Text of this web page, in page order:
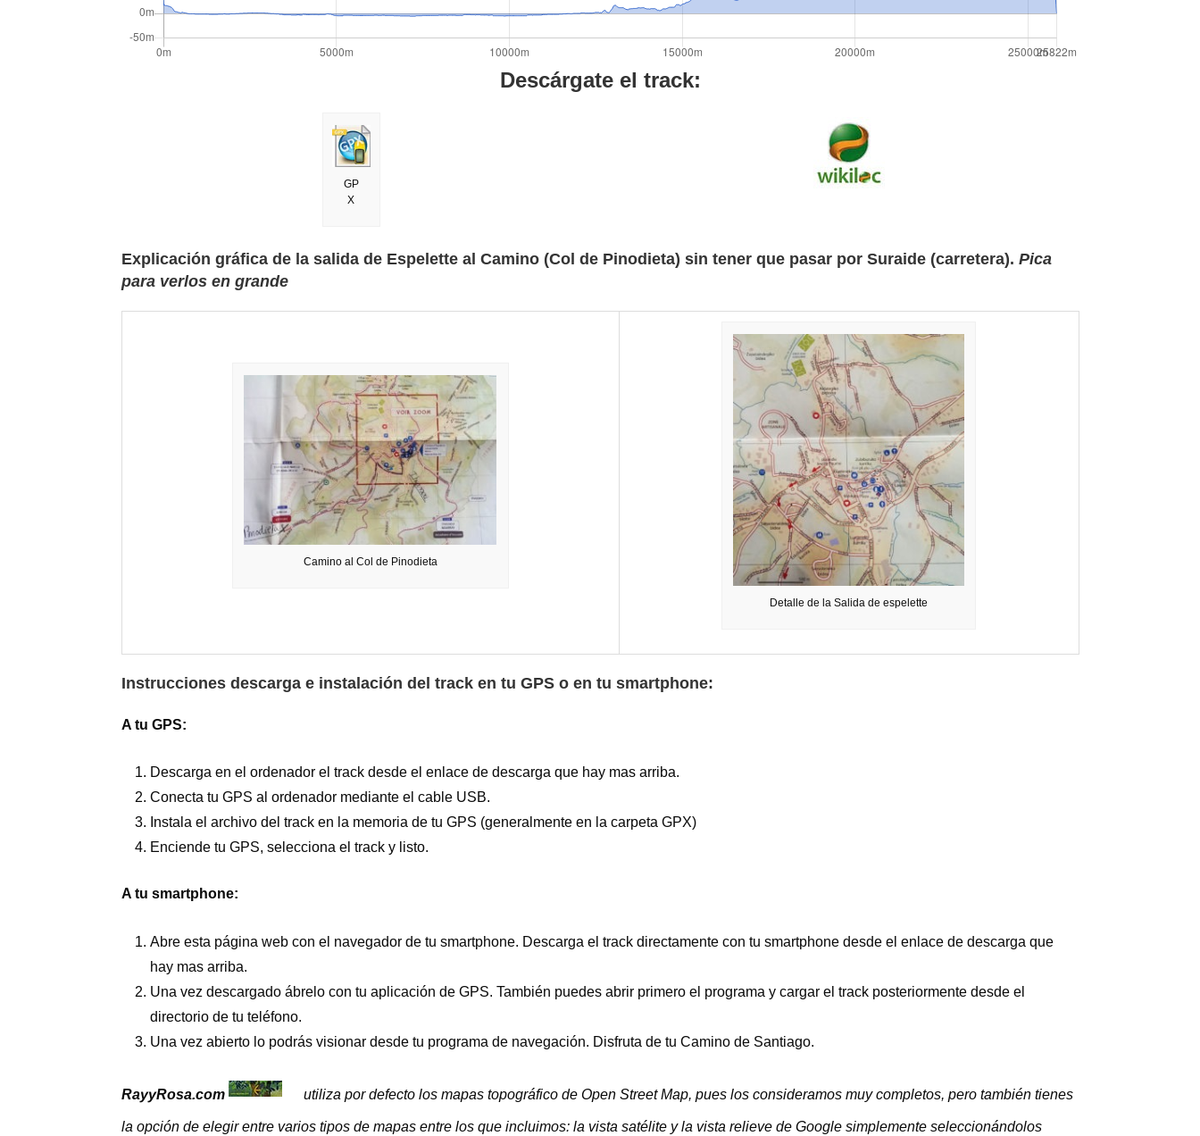
Descárgate el track:
GP
X
Explicación gráfica de la salida de Espelette al Camino (Col de Pinodieta) sin tener que pasar por Suraide (carretera). Pica
para verlos en grande
Camino al Col de Pinodieta
Detalle de la Salida de espelette
Instrucciones descarga e instalación del track en tu GPS o en tu smartphone:
A tu GPS:
Descarga en el ordenador el track desde el enlace de descarga que hay mas arriba.
Conecta tu GPS al ordenador mediante el cable USB.
Instala el archivo del track en la memoria de tu GPS (generalmente en la carpeta GPX)
Enciende tu GPS, selecciona el track y listo.
A tu smartphone:
Abre esta página web con el navegador de tu smartphone. Descarga el track directamente con tu smartphone desde el enlace de descarga que
hay mas arriba.
Una vez descargado ábrelo con tu aplicación de GPS. También puedes abrir primero el programa y cargar el track posteriormente desde el
directorio de tu teléfono.
Una vez abierto lo podrás visionar desde tu programa de navegación. Disfruta de tu Camino de Santiago.
RayyRosa.com utiliza por defecto los mapas topográfico de Open Street Map, pues los consideramos muy completos, pero también tienes
la opción de elegir entre varios tipos de mapas entre los que incluimos: la vista satélite y la vista relieve de Google simplemente seleccionándolos